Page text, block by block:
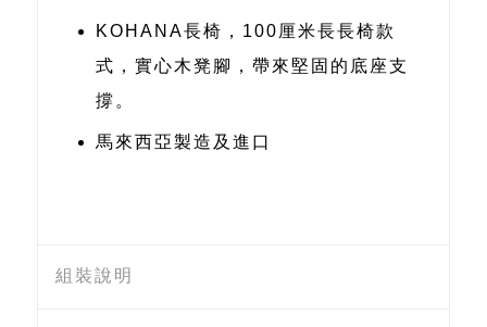
KOHANA長椅，100厘米長長椅款
式，實心木凳腳，帶來堅固的底座支
撐。
馬來西亞製造及進口
組裝說明